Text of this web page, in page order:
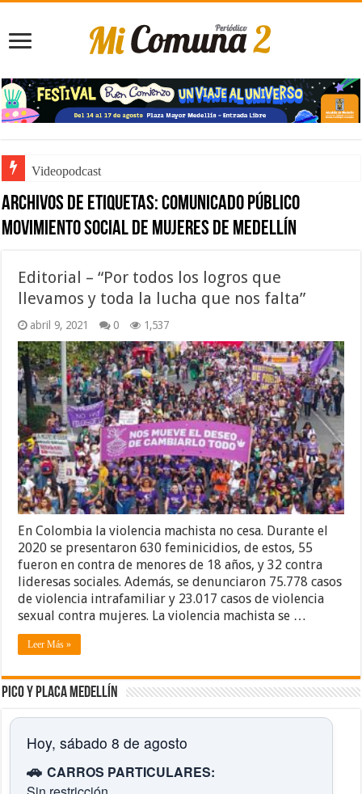
Videopodcast
Archivos de etiquetas:Comunicado público
Movimiento Social de Mujeres de Medellín
Editorial – “Por todos los logros que
llevamos y toda la lucha que nos falta”
abril 9, 2021 0 1,537
En Colombia la violencia machista no cesa. Durante el
2020 se presentaron 630 feminicidios, de estos, 55
fueron en contra de menores de 18 años, y 32 contra
lideresas sociales. Además, se denunciaron 75.778 casos
de violencia intrafamiliar y 23.017 casos de violencia
sexual contra mujeres. La violencia machista se …
Leer Más »
Pico y placa Medellín
Hoy, sábado 8 de agosto
🚗 CARROS PARTICULARES: